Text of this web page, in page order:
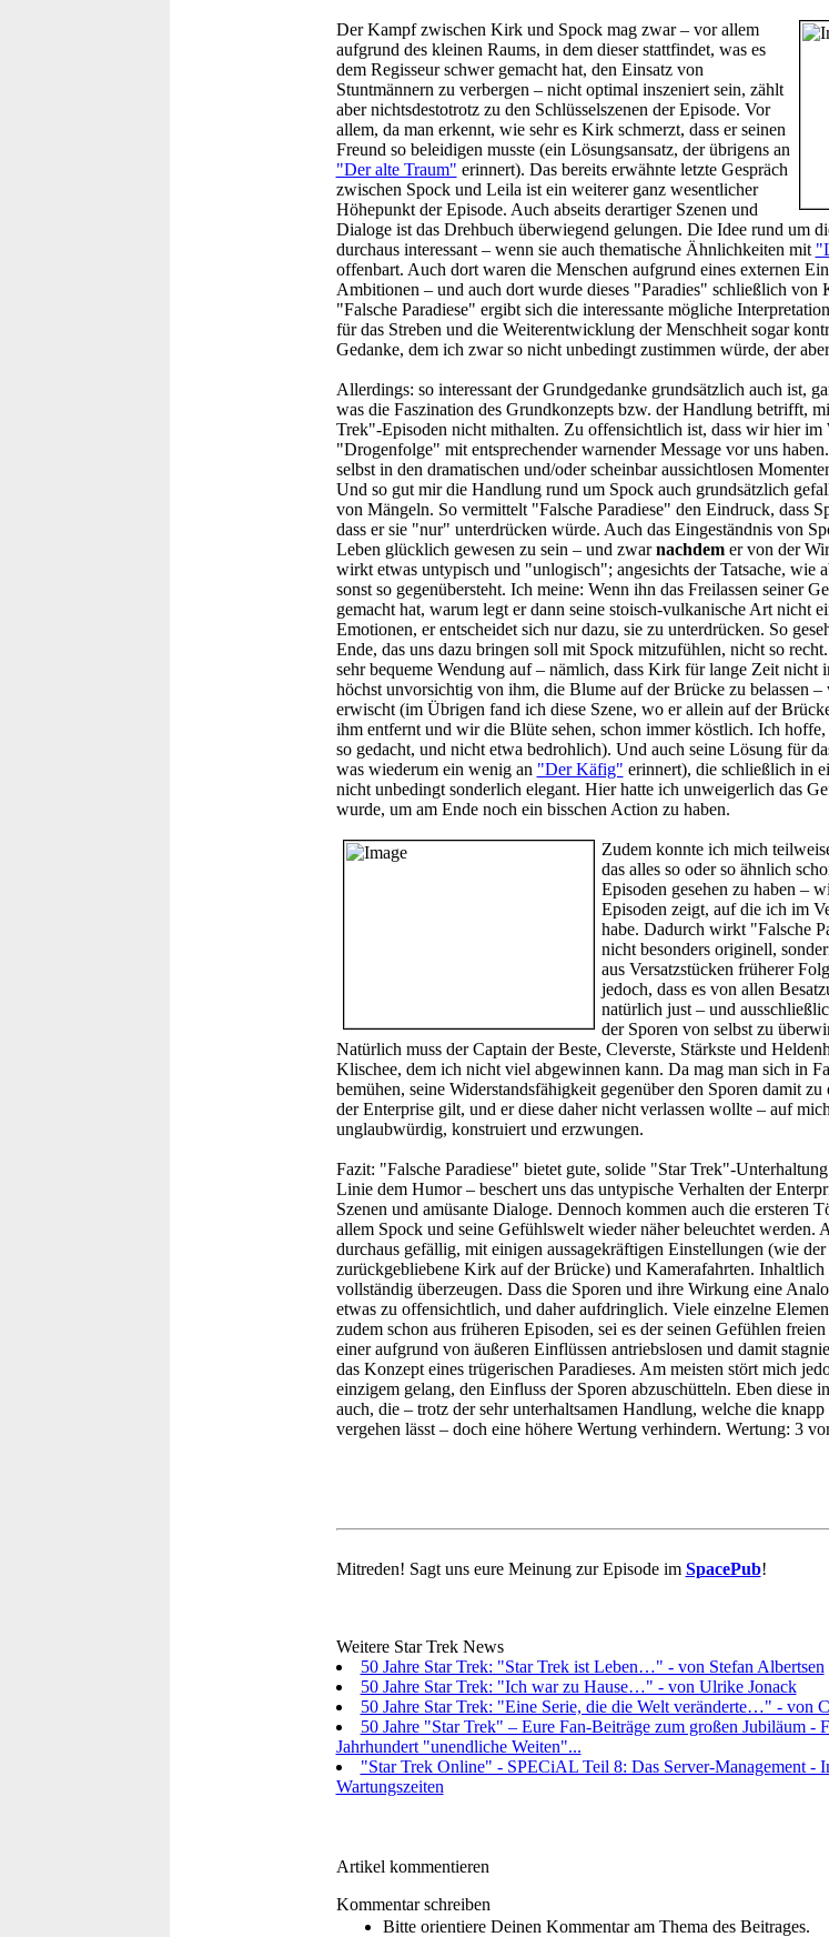
Der Kampf zwischen Kirk und Spock mag zwar – vor allem
aufgrund des kleinen Raums, in dem dieser stattfindet, was es
dem Regisseur schwer gemacht hat, den Einsatz von
Stuntmännern zu verbergen – nicht optimal inszeniert sein, zählt
aber nichtsdestotrotz zu den Schlüsselszenen der Episode. Vor
allem, da man erkennt, wie sehr es Kirk schmerzt, dass er seinen
Freund so beleidigen musste (ein Lösungsansatz, der übrigens an
"Der alte Traum" erinnert). Das bereits erwähnte letzte Gespräch
zwischen Spock und Leila ist ein weiterer ganz wesentlicher
Höhepunkt der Episode. Auch abseits derartiger Szenen und
Dialoge ist das Drehbuch überwiegend gelungen. Die Idee rund um
durchaus interessant – wenn sie auch thematische Ähnlichkeiten mit
offenbart. Auch dort waren die Menschen aufgrund eines externen
Ambitionen – und auch dort wurde dieses "Paradies" schließlich von
"Falsche Paradiese" ergibt sich die interessante mögliche
für das Streben und die Weiterentwicklung der Menschheit sogar
Gedanke, dem ich zwar so nicht unbedingt zustimmen würde, der
Allerdings: so interessant der Grundgedanke grundsätzlich auch ist,
was die Faszination des Grundkonzepts bzw. der Handlung betrifft,
Trek"-Episoden nicht mithalten. Zu offensichtlich ist, dass wir hier im
"Drogenfolge" mit entsprechender warnender Message vor uns
selbst in den dramatischen und/oder scheinbar aussichtlosen
Und so gut mir die Handlung rund um Spock auch grundsätzlich
von Mängeln. So vermittelt "Falsche Paradiese" den Eindruck, dass
dass er sie "nur" unterdrücken würde. Auch das Eingeständnis von
Leben glücklich gewesen zu sein – und zwarnachdemer von der
wirkt etwas untypisch und "unlogisch"; angesichts der Tatsache, wie
sonst so gegenübersteht. Ich meine: Wenn ihn das Freilassen seiner
gemacht hat, warum legt er dann seine stoisch-vulkanische Art nicht
Emotionen, er entscheidet sich nur dazu, sie zu unterdrücken. So
Ende, das uns dazu bringen soll mit Spock mitzufühlen, nicht so
sehr bequeme Wendung auf – nämlich, dass Kirk für lange Zeit nicht
höchst unvorsichtig von ihm, die Blume auf der Brücke zu belassen
erwischt (im Übrigen fand ich diese Szene, wo er allein auf der
ihm entfernt und wir die Blüte sehen, schon immer köstlich. Ich
so gedacht, und nicht etwa bedrohlich). Und auch seine Lösung für
was wiederum ein wenig an "Der Käfig" erinnert), die schließlich in
nicht unbedingt sonderlich elegant. Hier hatte ich unweigerlich das
wurde, um am Ende noch ein bisschen Action zu haben.
Zudem konnte ich mich
das alles so oder so ähnlich
Episoden gesehen zu haben –
Episoden zeigt, auf die ich im
habe. Dadurch wirkt "Falsche
nicht besonders originell,
aus Versatzstücken früherer
jedoch, dass es von allen
natürlich just – und
der Sporen von selbst zu
Natürlich muss der Captain der Beste, Cleverste, Stärkste und
Klischee, dem ich nicht viel abgewinnen kann. Da mag man sich in
bemühen, seine Widerstandsfähigkeit gegenüber den Sporen damit
der Enterprise gilt, und er diese daher nicht verlassen wollte – auf
unglaubwürdig, konstruiert und erzwungen.
Fazit: "Falsche Paradiese" bietet gute, solide "Star Trek"-
Linie dem Humor – beschert uns das untypische Verhalten der
Szenen und amüsante Dialoge. Dennoch kommen auch die ersteren
allem Spock und seine Gefühlswelt wieder näher beleuchtet werden.
durchaus gefällig, mit einigen aussagekräftigen Einstellungen (wie
zurückgebliebene Kirk auf der Brücke) und Kamerafahrten.
vollständig überzeugen. Dass die Sporen und ihre Wirkung eine
etwas zu offensichtlich, und daher aufdringlich. Viele einzelne
zudem schon aus früheren Episoden, sei es der seinen Gefühlen
einer aufgrund von äußeren Einflüssen antriebslosen und damit
das Konzept eines trügerischen Paradieses. Am meisten stört mich
einzigem gelang, den Einfluss der Sporen abzuschütteln. Eben diese
auch, die – trotz der sehr unterhaltsamen Handlung, welche die
vergehen lässt – doch eine höhere Wertung verhindern. Wertung: 3
Mitreden! Sagt uns eure Meinung zur Episode im SpacePub!
Weitere Star Trek News
50 Jahre Star Trek: "Star Trek ist Leben…" - von Stefan Albertsen
50 Jahre Star Trek: "Ich war zu Hause…" - von Ulrike Jonack
50 Jahre Star Trek: "Eine Serie, die die Welt veränderte…" - von
50 Jahre "Star Trek" – Eure Fan-Beiträge zum großen Jubiläum -
Jahrhundert "unendliche Weiten"...
"Star Trek Online" - SPECiAL Teil 8: Das Server-Management -
Wartungszeiten
Artikel kommentieren
Kommentar schreiben
Bitte orientiere Deinen Kommentar am Thema des Beitrages.